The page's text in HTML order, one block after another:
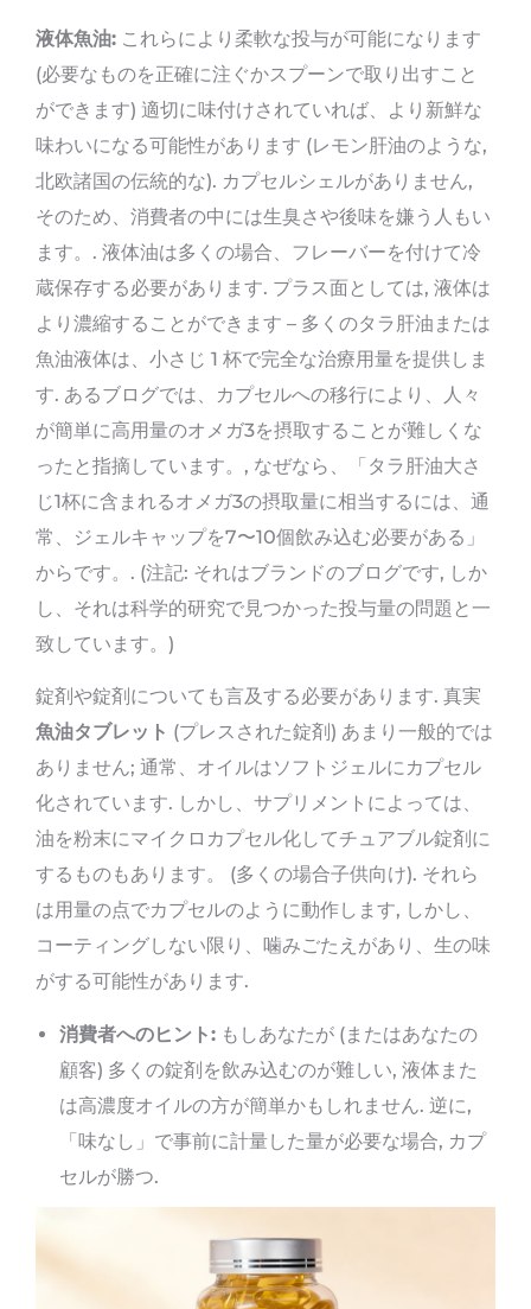
液体魚油: これらにより柔軟な投与が可能になります
(必要なものを正確に注ぐかスプーンで取り出すこと
ができます) 適切に味付けされていれば、より新鮮な
味わいになる可能性があります (レモン肝油のような,
北欧諸国の伝統的な). カプセルシェルがありません,
そのため、消費者の中には生臭さや後味を嫌う人もい
ます。. 液体油は多くの場合、フレーバーを付けて冷
蔵保存する必要があります. プラス面としては, 液体は
より濃縮することができます – 多くのタラ肝油または
魚油液体は、小さじ 1 杯で完全な治療用量を提供しま
す. あるブログでは、カプセルへの移行により、人々
が簡単に高用量のオメガ3を摂取することが難しくな
ったと指摘しています。, なぜなら、「タラ肝油大さ
じ1杯に含まれるオメガ3の摂取量に相当するには、通
常、ジェルキャップを7〜10個飲み込む必要がある」
からです。. (注記: それはブランドのブログです, しか
し、それは科学的研究で見つかった投与量の問題と一
致しています。)
錠剤や錠剤についても言及する必要があります. 真実
魚油タブレット (プレスされた錠剤) あまり一般的では
ありません; 通常、オイルはソフトジェルにカプセル
化されています. しかし、サプリメントによっては、
油を粉末にマイクロカプセル化してチュアブル錠剤に
するものもあります。 (多くの場合子供向け). それら
は用量の点でカプセルのように動作します, しかし、
コーティングしない限り、噛みごたえがあり、生の味
がする可能性があります.
消費者へのヒント: もしあなたが (またはあなたの
顧客) 多くの錠剤を飲み込むのが難しい, 液体また
は高濃度オイルの方が簡単かもしれません. 逆に,
「味なし」で事前に計量した量が必要な場合, カプ
セルが勝つ.